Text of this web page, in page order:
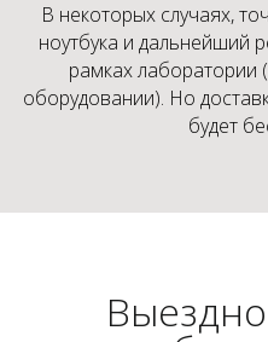
В некоторых случаях,
ноутбука и дальнейший
рамках
оборудовании). Но
будет